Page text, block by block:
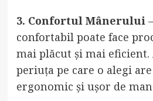
3. Confortul Mânerului
confortabil poate face
mai plăcut și mai eficient.
periuța pe care o alegi
ergonomic și ușor de